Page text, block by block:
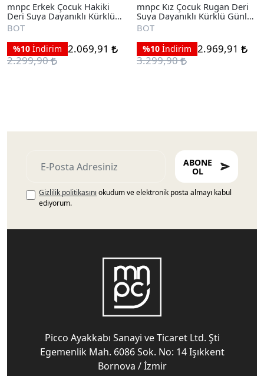
mnpc Erkek Çocuk Hakiki
Deri Suya Dayanıklı Kürklü
Günlük Bot
BOT
%10 İndirim 2.069,91
2.299,90
mnpc Kız Çocuk Rugan Deri
Suya Dayanıklı Kürklü Günlük
Bot
BOT
%10 İndirim 2.969,91
3.299,90
ABONE
OL
Gizlilik politikasını okudum ve elektronik posta almayı kabul
ediyorum.
Picco Ayakkabı Sanayi ve Ticaret Ltd. Şti
Egemenlik Mah. 6086 Sok. No: 14 Işıkkent
Bornova / İzmir